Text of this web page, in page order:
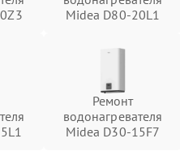
Midea D80-20L1
Ремонт
водонагревателя
Midea D30-15F7